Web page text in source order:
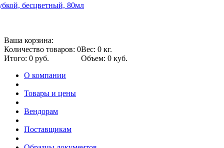
бесцветный, 80мл
Ваша корзина:
Количество товаров: 0Вес: 0 кг.
Итого: 0 руб.
Объем: 0 куб.
О компании
Товары и цены
Вендорам
Поставщикам